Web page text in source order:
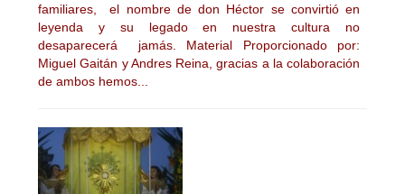
familiares, el nombre de don Héctor se convirtió en
leyenda y su legado en nuestra cultura no
desaparecerá jamás. Material Proporcionado por:
Miguel Gaitán y Andres Reina, gracias a la colaboración
de ambos hemos...